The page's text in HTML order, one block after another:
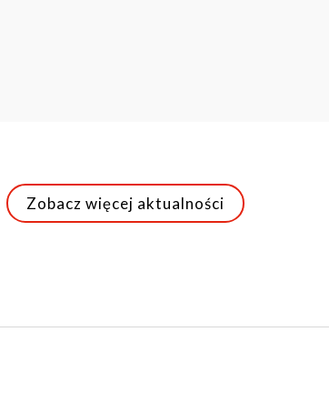
Zobacz więcej aktualności